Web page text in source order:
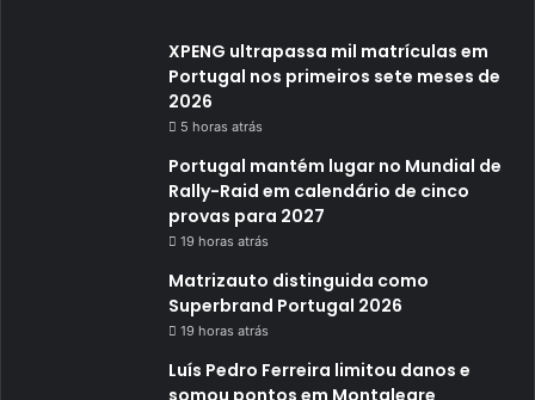
XPENG ultrapassa mil matrículas em
Portugal nos primeiros sete meses de
2026
5 horas atrás
Portugal mantém lugar no Mundial de
Rally-Raid em calendário de cinco
provas para 2027
19 horas atrás
Matrizauto distinguida como
Superbrand Portugal 2026
19 horas atrás
Luís Pedro Ferreira limitou danos e
somou pontos em Montalegre